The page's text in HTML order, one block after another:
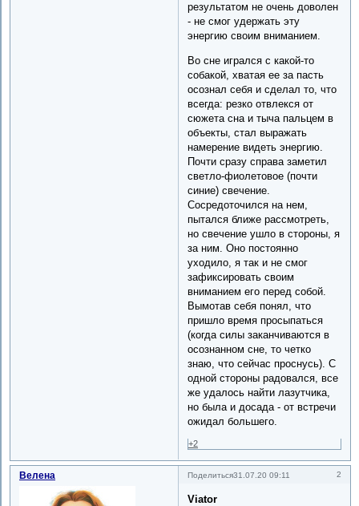
результатом не очень доволен
- не смог удержать эту
энергию своим вниманием.
Во сне игрался с какой-то
собакой, хватая ее за пасть
осознал себя и сделал то, что
всегда: резко отвлекся от
сюжета сна и тыча пальцем в
объекты, стал выражать
намерение видеть энергию.
Почти сразу справа заметил
светло-фиолетовое (почти
синие) свечение.
Сосредоточился на нем,
пытался ближе рассмотреть,
но свечение ушло в стороны, я
за ним. Оно постоянно
уходило, я так и не смог
зафиксировать своим
вниманием его перед собой.
Вымотав себя понял, что
пришло время просыпаться
(когда силы заканчиваются в
осознанном сне, то четко
знаю, что сейчас проснусь). С
одной стороны радовался, все
же удалось найти лазутчика,
но была и досада - от встречи
ожидал большего.
+2
Поделиться 2
31.07.20 09:11
Велена
Viator